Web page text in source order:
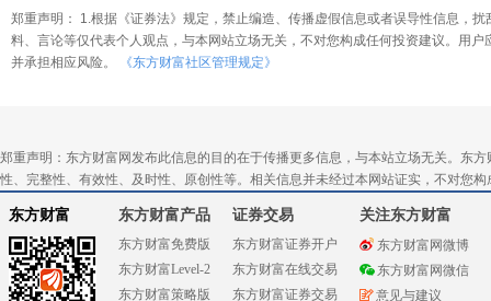
郑重声明： 1.根据《证券法》规定，禁止编造、传播虚假信息或者误导性信息，
料、言论等仅代表个人观点，与本网站立场无关，不对您构成任何投资建议。用
并承担相应风险。
《东方财富社区管理规定》
郑重声明：东方财富网发布此信息的目的在于传播更多信息，与本站立场无关。东
性、完整性、有效性、及时性、原创性等。相关信息并未经过本网站证实，不对您
东方财富 东方财富产品
东方财富免费版
东方财富Level-2
东方财富策略版
证券交易
东方财富证券开户
东方财富在线交易
东方财富证券交易
关注东方财富
东方财富网微博
东方财富网微信
意见与建议